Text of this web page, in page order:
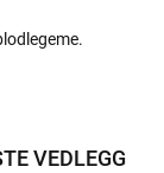
VEDLEGG